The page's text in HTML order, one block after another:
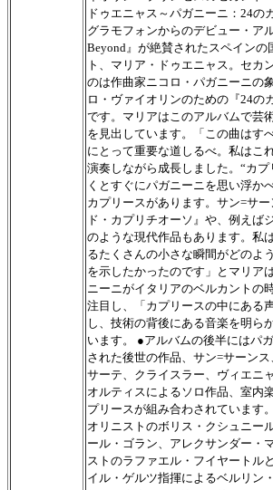
ドゥエニャス～パガニーニ：24の
グラモフォンからのデビュー・ア
Beyond』が絶賛されたスペインの
ト、マリア・ドゥエニャス。セカ
のは作曲家ニコロ・パガニーニの
ロ・ヴァイオリンのための『24の
です。マリアはこのアルバムで芸
を見出しています。「この曲はす
にとって重要な道しるべ。私はこ
演奏しながら成長しました。“カ
くとすぐにパガニーニを思い浮か
カプリースがあります。サン=サ
ド・カプリチオーソ』や、例えば
のような現代作品もあります。私
るたくさんの小さな瞬間がどのよ
を示したかったのです」とマリア
ニーニがイタリアのベルカントの
注目し、「カプリースの中にある
し、技術の背後にある音楽を明ら
います。 ●アルバムの後半にはパ
された後世の作品、サン=サーン
サーテ、クライスラー、ヴィエニ
オルティスによるソロ作品、室内
プリースが組み合わされています
オリニストのボリス・クシュニー
ール・ゴラン、アレクサンダー・
ストのラファエル・フイヤートル
イル・ゲルツ指揮によるベルリン